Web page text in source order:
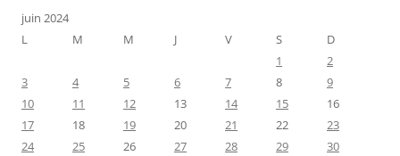
juin 2024
L
M M J V S
D
1
2
3
4 5 6 7 8
9
10
11 12 13 14 15
16
17
18 19 20 21 22
23
24
25 26 27 28 29
30